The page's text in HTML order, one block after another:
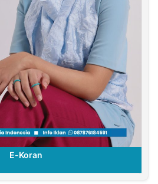
E-Koran